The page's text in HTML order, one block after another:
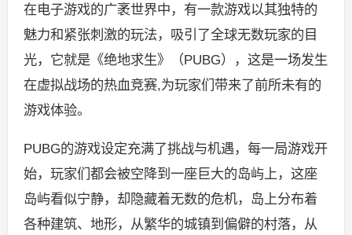
在电子游戏的广袤世界中，有一款游戏以其独特的
魅力和紧张刺激的玩法，吸引了全球无数玩家的目
光，它就是《绝地求生》（PUBG），这是一场发生
在虚拟战场的热血竞赛,为玩家们带来了前所未有的
游戏体验。
PUBG的游戏设定充满了挑战与机遇，每一局游戏开
始，玩家们都会被空降到一座巨大的岛屿上，这座
岛屿看似宁静，却隐藏着无数的危机，岛上分布着
各种建筑、地形，从繁华的城镇到偏僻的村落，从